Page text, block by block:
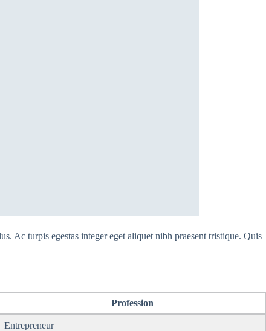
Ac turpis egestas integer eget aliquet nibh praesent tristique. Quis
Profession
Entrepreneur